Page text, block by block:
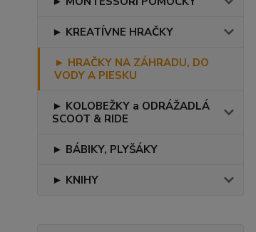
► KREATÍVNE HRAČKY
► HRAČKY NA ZÁHRADU, DO
VODY A PIESKU
► KOLOBEŽKY a ODRÁŽADLÁ
SCOOT & RIDE
► BÁBIKY, PLYŠÁKY
► KNIHY